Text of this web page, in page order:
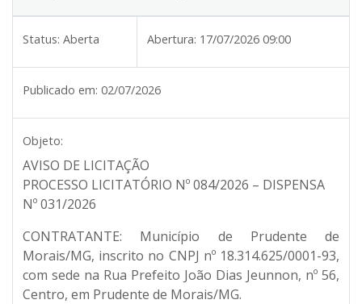
Status: Aberta Abertura: 17/07/2026 09:00
Publicado em: 02/07/2026
Objeto:
AVISO DE LICITAÇÃO
PROCESSO LICITATÓRIO Nº 084/2026 – DISPENSA
Nº 031/2026
CONTRATANTE: Município de Prudente de
Morais/MG, inscrito no CNPJ nº 18.314.625/0001-93,
com sede na Rua Prefeito João Dias Jeunnon, nº 56,
Centro, em Prudente de Morais/MG.